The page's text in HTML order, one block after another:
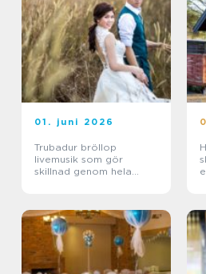
01. juni 2026
Trubadur bröllop
livemusik som gör
skillnad genom hela